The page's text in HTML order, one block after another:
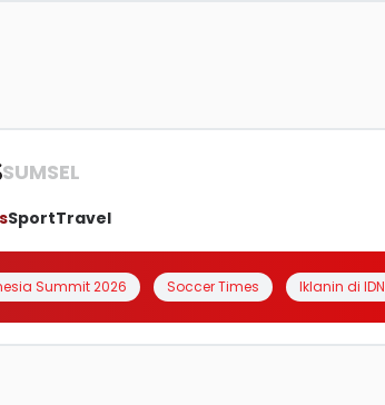
SUMSEL
SportTravel
Summit 2026 Soccer Times Iklanin di IDN